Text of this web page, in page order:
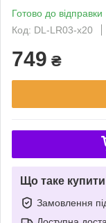
Готово до відправки
Код: DL-LR03-x20
749 ₴
Що таке
Замовлення